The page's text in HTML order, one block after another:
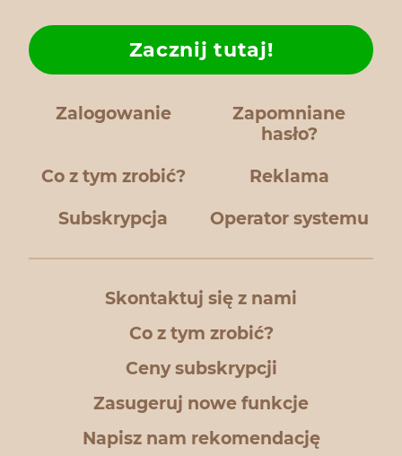
Zalogowanie
Zapomniane
hasło?
Co z tym zrobić?
Zacznij tutaj!
Reklama
Subskrypcja Operator systemu
Skontaktuj się z nami
Co z tym zrobić?
Ceny subskrypcji
Zasugeruj nowe funkcje
Napisz nam rekomendację